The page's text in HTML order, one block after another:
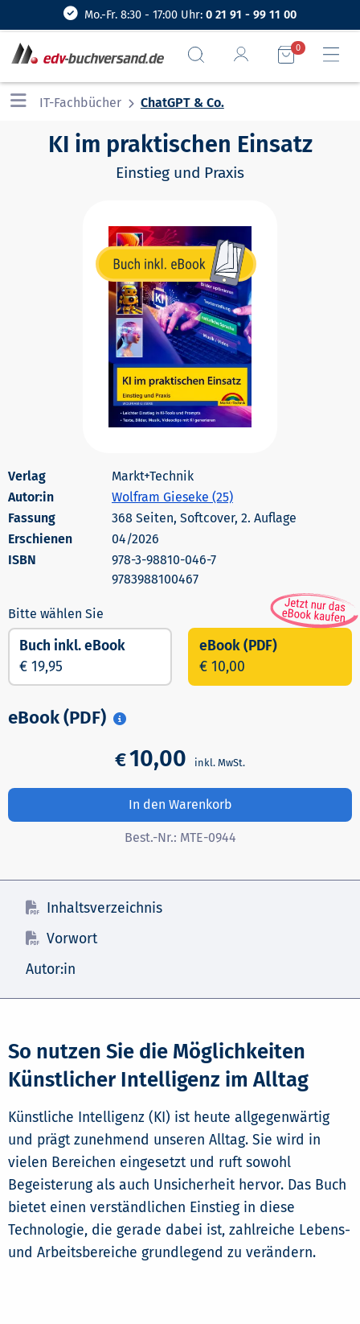
Mo.-Fr. 8:30 - 17:00 Uhr: 0 21 91 - 99 11 00
0
IT-Fachbücher ChatGPT & Co.
KI im praktischen Einsatz
Einstieg und Praxis
Markt+Technik
Autor:in
Wolfram Gieseke (25)
368 Seiten, Softcover, 2. Auflage
Erschienen
04/2026
978-3-98810-046-7
9783988100467
Buch inkl. eBook
€ 19,95
eBook (PDF)
€ 10,00
eBook (PDF)
€10,00
In den Warenkorb
Best.-Nr.: MTE-0944
Inhaltsverzeichnis
Vorwort
Autor:in
So nutzen Sie die Möglichkeiten
Künstlicher Intelligenz im Alltag
Künstliche Intelligenz (KI) ist heute allgegenwärtig
und prägt zunehmend unseren Alltag. Sie wird in
vielen Bereichen eingesetzt und ruft sowohl
Begeisterung als auch Unsicherheit hervor. Das Buch
bietet einen verständlichen Einstieg in diese
Technologie, die gerade dabei ist, zahlreiche Lebens-
und Arbeitsbereiche grundlegend zu verändern.